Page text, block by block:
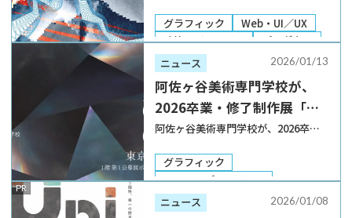
業制作展」開催
⽉30⽇から2⽉1⽇まで蒲⽥キャンパ
スで開催する。今年度のテーマは
「Layer.」 同学部では、デザインの
基礎となる「感性演習」とデジタルを
中⼼とした […]
グラフィック
Web・UI／UX
建築・インテリア
プロダクト
卒業制作展
ニュース 2026/01/13
阿佐ヶ谷美術専門学校が、
2026卒業・修了制作展「瞬
刻」を東京都美術館で開催
阿佐ヶ谷美術専門学校が、2026卒
26日まで開催する。会場は、同校と
しては初となる東京都美術館1F 第1公
募展示室／ギャラリーA。事前予約不
要、入場料無料。 同展では、2025年
グラフィック
DTP・エディトリアル
Web・UI／UX
建築・インテリア
ニュース 2026/01/08
PR